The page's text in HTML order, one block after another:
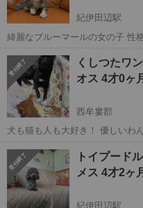
紀伊田辺駅
綺麗なブルーマールの女の子 性
ない方お願いします 健康 ワクチン毎年接種してます 本当にお迎えし
たい方のみご連絡くださ...
和歌山 田辺市 紀伊田辺駅
くしつたワン
オス 4才0ヶ
西牟婁郡
犬も猫も人も大好き！ 優しいわ
減ってきていて禿げもほとんど
できていない。） ...
和歌山 西牟婁郡 その他
トイプード
メス 4才2ヶ
紀伊田辺駅